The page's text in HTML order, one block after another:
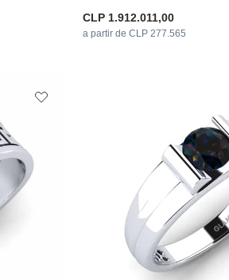
CLP 1.912.011,00
a partir de CLP 277.565